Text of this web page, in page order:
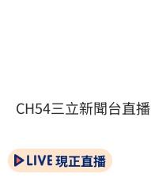
CH54三立新聞台直播
現正直播